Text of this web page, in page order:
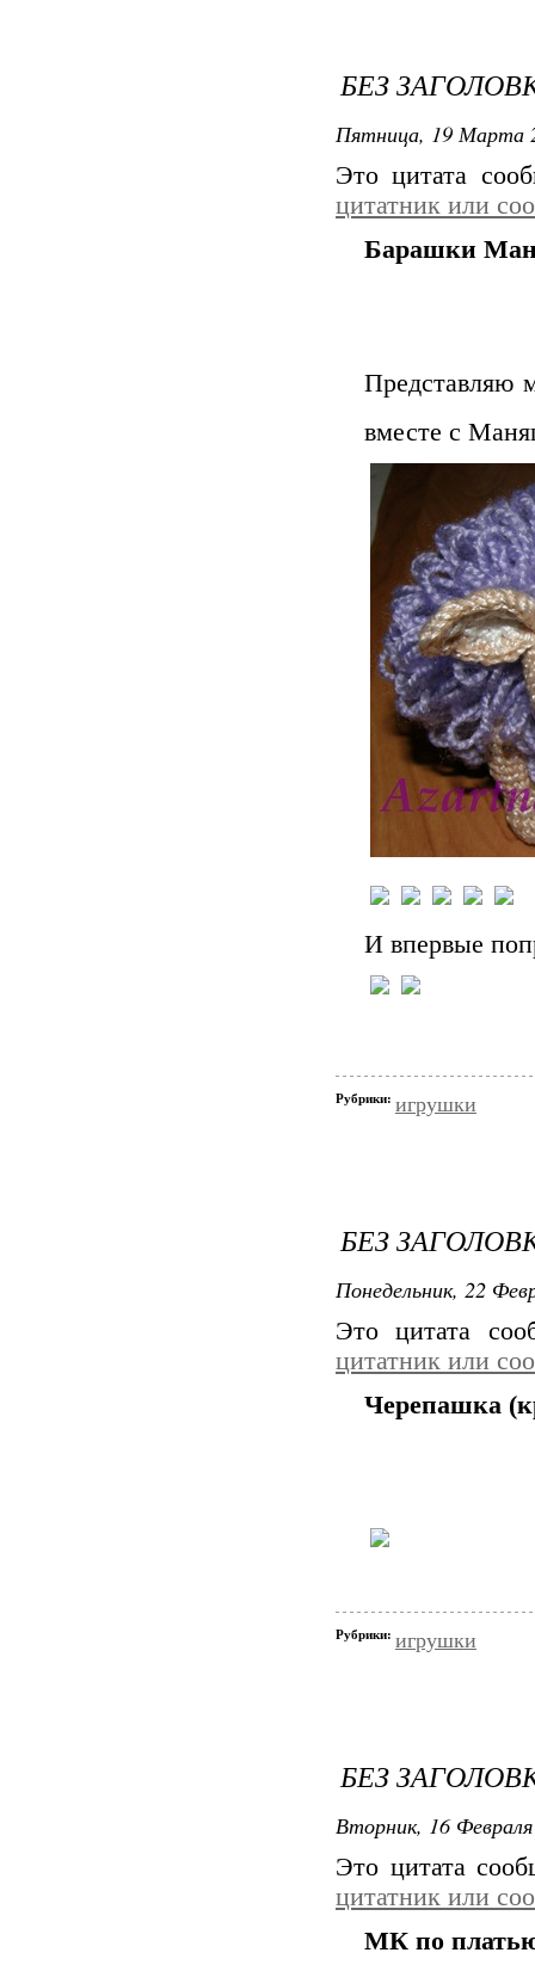
БЕЗ
Пятница, 19 Марта
Это цитата
цитатник или
Барашки
Представляю
вместе с
И впервые
Рубрики: игрушки
БЕЗ
Понедельник, 22
Это цитата
цитатник или
Черепашка
Рубрики: игрушки
БЕЗ
Вторник, 16
Это цитата
цитатник или
МК по